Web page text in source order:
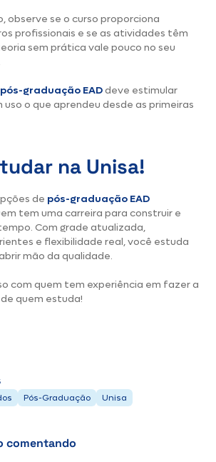
observe se o curso proporciona
profissionais e se as atividades têm
sem prática vale pouco no seu
pós-graduação EADdeve estimular
o que aprendeu desde as primeiras
na Unisa!
de pós-graduação EAD
tem uma carreira para construir e
Com grade atualizada,
e flexibilidade real, você estuda
mão da qualidade.
com quem tem experiência em fazer a
quem estuda!
Pós-Graduação Unisa
comentando